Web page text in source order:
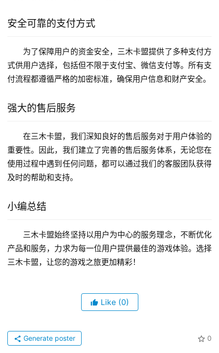
安全可靠的支付方式
为了保障用户的资金安全，三木卡盟提供了多种支付方
式供用户选择，包括但不限于支付宝、微信支付等。所有支
付流程都遵循严格的加密标准，确保用户信息和财产安全。
强大的售后服务
在三木卡盟，我们深知良好的售后服务对于用户体验的
重要性。因此，我们建立了完善的售后服务体系，无论您在
使用过程中遇到任何问题，都可以通过我们的客服团队获得
及时的帮助和支持。
小编总结
三木卡盟始终坚持以用户为中心的服务理念，不断优化
产品和服务，力求为每一位用户提供最佳的游戏体验。选择
三木卡盟，让您的游戏之旅更加精彩！
Like (0)
0
Generate poster